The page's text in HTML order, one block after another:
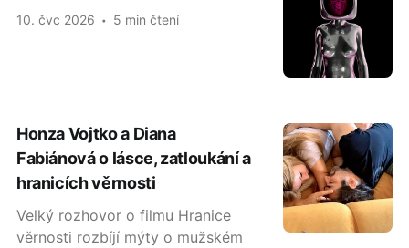
10. čvc 2026 5 min čtení
Honza Vojtko a Diana
Fabiánová o lásce, zatloukání a
hranicích věrnosti
Velký rozhovor o filmu Hranice
věrnosti rozbíjí mýty o mužském